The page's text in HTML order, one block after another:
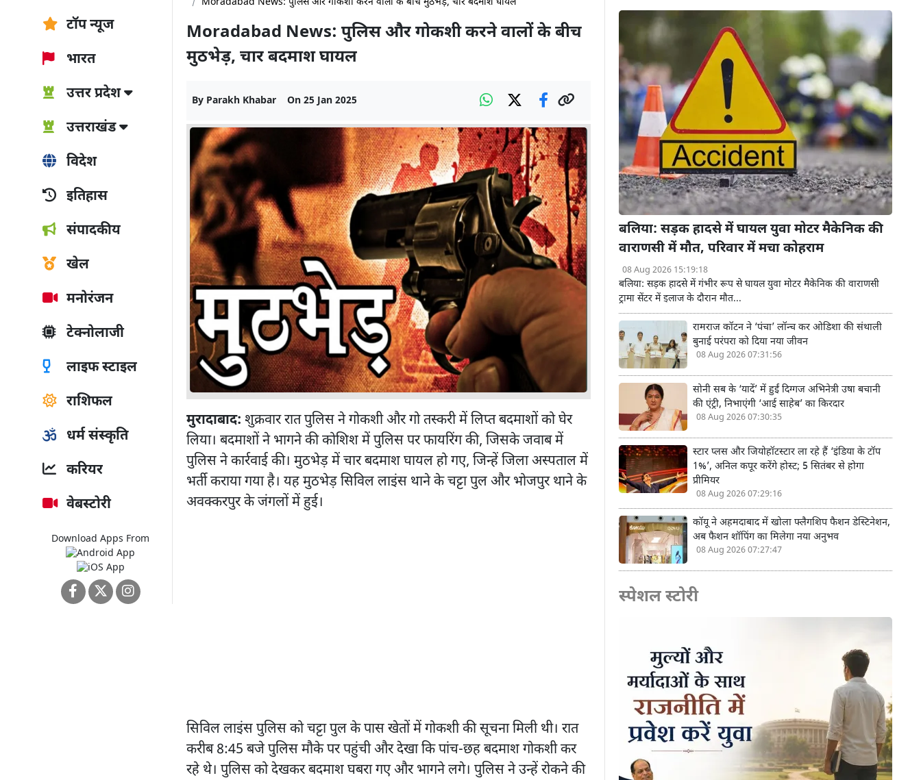
टॉप न्यूज
भारत
उत्तर प्रदेश
उत्तराखंड
विदेश
इतिहास
संपादकीय
खेल
मनोरंजन
टेक्नोलाजी
लाइफ स्टाइल
राशिफल
धर्म संस्कृति
करियर
वेबस्टोरी
Download Apps From
Moradabad News: पुलिस और गोकशी करने वालों के बीच
मुठभेड़, चार बदमाश घायल
By Parakh Khabar On 25 Jan 2025
मुरादाबाद: शुक्रवार रात पुलिस ने गोकशी और गो तस्करी में लिप्त बदमाशों को घेर
लिया। बदमाशों ने भागने की कोशिश में पुलिस पर फायरिंग की, जिसके जवाब में
पुलिस ने कार्रवाई की। मुठभेड़ में चार बदमाश घायल हो गए, जिन्हें जिला अस्पताल में
भर्ती कराया गया है। यह मुठभेड़ सिविल लाइंस थाने के चट्टा पुल और भोजपुर थाने के
अवक्करपुर के जंगलों में हुई।
सिविल लाइंस पुलिस को चट्टा पुल के पास खेतों में गोकशी की सूचना मिली थी। रात
करीब 8:45 बजे पुलिस मौके पर पहुंची और देखा कि पांच-छह बदमाश गोकशी कर
रहे थे। पुलिस को देखकर बदमाश घबरा गए और भागने लगे। पुलिस ने उन्हें रोकने की
बलिया: सड़क हादसे में घायल युवा मोटर मैकेनिक की
वाराणसी में मौत, परिवार में मचा कोहराम
08 Aug 2026 15:19:18
बलिया: सड़क हादसे में गंभीर रूप से घायल युवा मोटर मैकेनिक की वाराणसी
ट्रामा सेंटर में इलाज के दौरान मौत...
रामराज कॉटन ने ‘पंचा’ लॉन्च कर ओडिशा की संथाली
बुनाई परंपरा को दिया नया जीवन
08 Aug 2026 07:31:56
सोनी सब के ‘यादें’ में हुईं दिग्गज अभिनेत्री उषा बचानी
की एंट्री, निभाएंगी ‘आई साहेब’ का किरदार
08 Aug 2026 07:30:35
स्टार प्लस और जियोहॉटस्टार ला रहे हैं ‘इंडिया के टॉप
1%’, अनिल कपूर करेंगे होस्ट; 5 सितंबर से होगा
प्रीमियर
08 Aug 2026 07:29:16
कॉयू ने अहमदाबाद में खोला फ्लैगशिप फैशन डेस्टिनेशन,
अब फैशन शॉपिंग का मिलेगा नया अनुभव
08 Aug 2026 07:27:47
स्पेशल स्टोरी